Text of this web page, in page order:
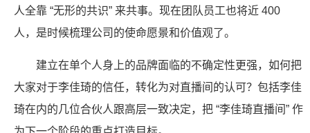
人全靠 “无形的共识” 来共事。现在团队员工也将近 400
人，是时候梳理公司的使命愿景和价值观了。
建立在单个人身上的品牌面临的不确定性更强，如何把
大家对于李佳琦的信任，转化为对直播间的认可？包括李佳
琦在内的几位合伙人跟高层一致决定，把 “李佳琦直播间” 作